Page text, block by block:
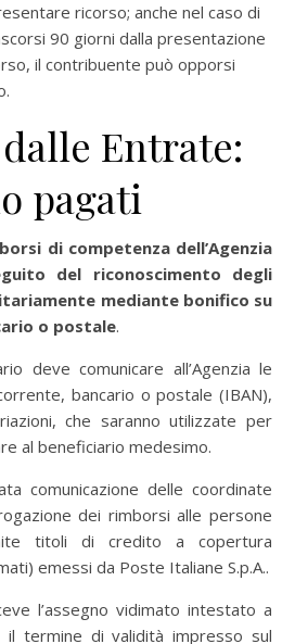
ricorso; anche nel caso di
90 giorni dalla presentazione
il contribuente può opporsi
Entrate:
pagati
di competenza dell’Agenzia
del riconoscimento degli
mediante bonifico su
o postale.
deve comunicare all’Agenzia le
bancario o postale (IBAN),
che saranno utilizzate per
al beneficiario medesimo.
comunicazione delle coordinate
dei rimborsi alle persone
titoli di credito a copertura
emessi da Poste Italiane S.p.A..
l’assegno vidimato intestato a
termine di validità impresso sul